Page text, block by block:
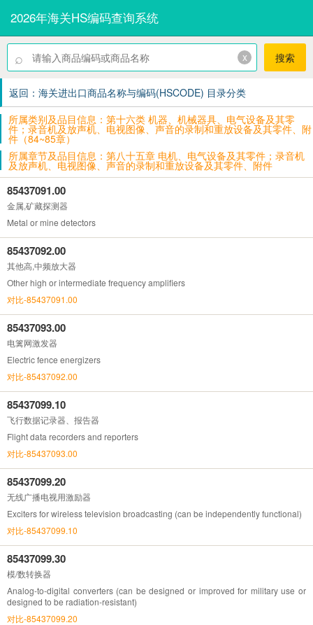
2026年海关HS编码查询系统
⌕ x 搜索
返回：海关进出口商品名称与编码(HSCODE) 目录分类
所属类别及品目信息：第十六类 机器、机械器具、电气设备及其零
件；录音机及放声机、电视图像、声音的录制和重放设备及其零件、附
件（84~85章）
所属章节及品目信息：第八十五章 电机、电气设备及其零件；录音机
及放声机、电视图像、声音的录制和重放设备及其零件、附件
85437091.00
金属,矿藏探测器
Metal or mine detectors
85437092.00
其他高,中频放大器
Other high or intermediate frequency amplifiers
对比-85437091.00
85437093.00
电篱网激发器
Electric fence energizers
对比-85437092.00
85437099.10
飞行数据记录器、报告器
Flight data recorders and reporters
对比-85437093.00
85437099.20
无线广播电视用激励器
Exciters for wireless television broadcasting (can be independently functional)
对比-85437099.10
85437099.30
模/数转换器
Analog-to-digital converters (can be designed or improved for military use or
designed to be radiation-resistant)
对比-85437099.20